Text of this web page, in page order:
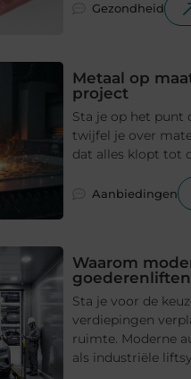
Gezondheid
Metaal op
project
Sta je op het punt
twijfel je over
dat alles klopt tot
Aanbiedingen
Waarom
goederenliften
Sta je voor de
verdiepingen
ruimte. Moderne
als industriële